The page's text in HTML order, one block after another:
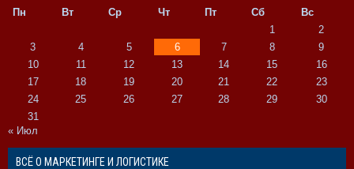
Пн
Вт Ср Чт Пт Сб
Вс
1
2
3
4 5 6 7 8
9
10
11 12 13 14 15
16
17
18 19 20 21 22
23
24
25 26 27 28 29
30
31
« Июл
ВСЁ О МАРКЕТИНГЕ И ЛОГИСТИКЕ